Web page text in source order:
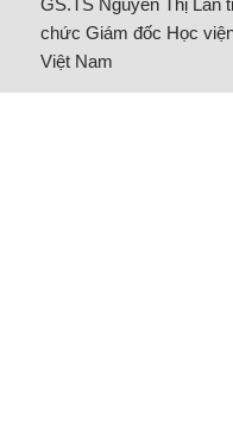
GS.TS Nguyễn Thị Lan
chức Giám đốc Học
Việt Nam